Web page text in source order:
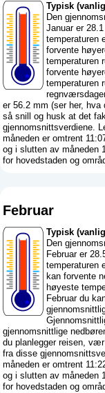
Typisk
Den
Januar er
temperaturen
forvente
temperaturen
forvente
temperaturen
er 56.2 mm (ser her, hva
så snill og husk at det
gjennomsnittsverdiene.
måneden er omtrent
og i slutten av måneden
for hovedstaden og
Februar
Typisk
Den
Februar er
temperaturen
kan forvente
høyeste
Februar du
gjennomsnittlige
du planlegger reisen,
fra disse
måneden er omtrent
og i slutten av måneden
for hovedstaden og